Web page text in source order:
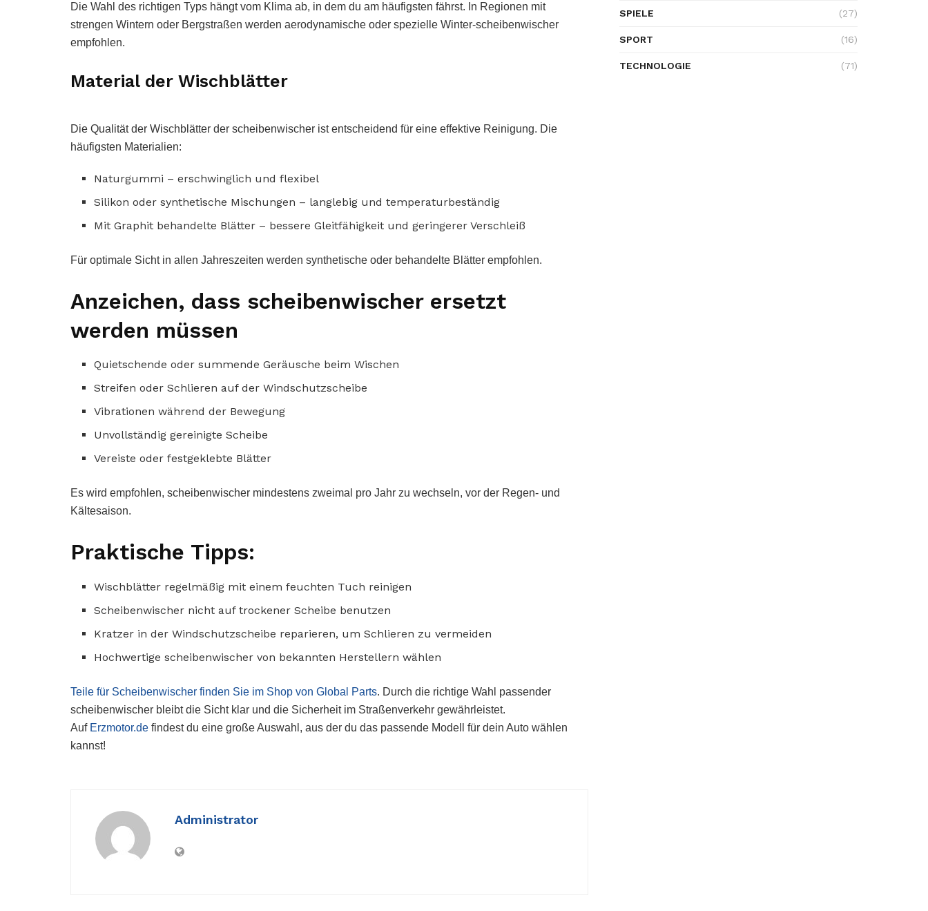
Die Wahl des richtigen Typs hängt vom Klima ab, in dem du am häufigsten fährst. In Regionen mit
strengen Wintern oder Bergstraßen werden aerodynamische oder spezielle Winter-scheibenwischer
empfohlen.
Material der Wischblätter
Die Qualität der Wischblätter der scheibenwischer ist entscheidend für eine effektive Reinigung. Die
häufigsten Materialien:
Naturgummi – erschwinglich und flexibel
Silikon oder synthetische Mischungen – langlebig und temperaturbeständig
Mit Graphit behandelte Blätter – bessere Gleitfähigkeit und geringerer Verschleiß
Für optimale Sicht in allen Jahreszeiten werden synthetische oder behandelte Blätter empfohlen.
Anzeichen, dass scheibenwischer ersetzt
werden müssen
Quietschende oder summende Geräusche beim Wischen
Streifen oder Schlieren auf der Windschutzscheibe
Vibrationen während der Bewegung
Unvollständig gereinigte Scheibe
Vereiste oder festgeklebte Blätter
Es wird empfohlen, scheibenwischer mindestens zweimal pro Jahr zu wechseln, vor der Regen- und
Kältesaison.
Praktische Tipps:
Wischblätter regelmäßig mit einem feuchten Tuch reinigen
Scheibenwischer nicht auf trockener Scheibe benutzen
Kratzer in der Windschutzscheibe reparieren, um Schlieren zu vermeiden
Hochwertige scheibenwischer von bekannten Herstellern wählen
Teile für Scheibenwischer finden Sie im Shop von Global Parts. Durch die richtige Wahl passender
scheibenwischer bleibt die Sicht klar und die Sicherheit im Straßenverkehr gewährleistet.
Auf Erzmotor.de findest du eine große Auswahl, aus der du das passende Modell für dein Auto wählen
kannst!
Administrator
SPIELE (27)
SPORT (16)
TECHNOLOGIE (71)